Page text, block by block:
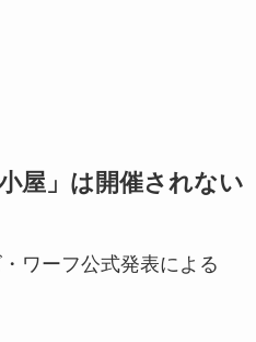
屋」は開催されない
ワーフ公式発表による